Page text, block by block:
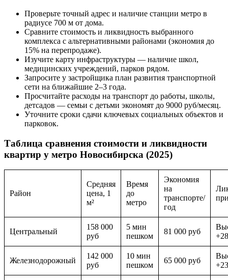
Проверьте точный адрес и наличие станции метро в
радиусе 700 м от дома.
Сравните стоимость и ликвидность выбранного
комплекса с альтернативными районами (экономия до
15% на перепродаже).
Изучите карту инфраструктуры — наличие школ,
медицинских учреждений, парков рядом.
Запросите у застройщика план развития транспортной
сети на ближайшие 2–3 года.
Просчитайте расходы на транспорт до работы, школы,
детсадов — семьи с детьми экономят до 9000 руб/месяц.
Уточните сроки сдачи ключевых социальных объектов и
парковок.
Таблица сравнения стоимости и ликвидности
квартир у метро Новосибирска (2025)
Район
Средняя
цена, 1
м²
Время
до
метро
Экономия
на
транспорте/
год
Центральный
158 000
руб
5 мин
пешком
81 000 руб
Железнодорожный
142 000
руб
10 мин
пешком
65 000 руб